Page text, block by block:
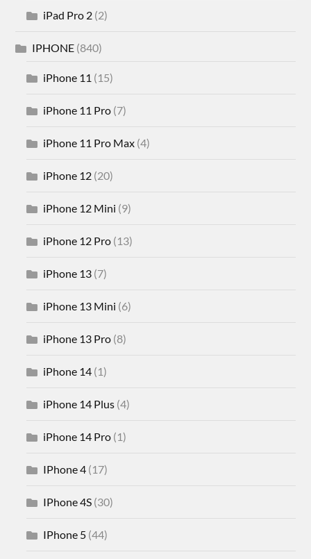
iPad Pro 2 (2)
IPHONE (840)
iPhone 11 (15)
iPhone 11 Pro (7)
iPhone 11 Pro Max (4)
iPhone 12 (20)
iPhone 12 Mini (9)
iPhone 12 Pro (13)
iPhone 13 (7)
iPhone 13 Mini (6)
iPhone 13 Pro (8)
iPhone 14 (1)
iPhone 14 Plus (4)
iPhone 14 Pro (1)
IPhone 4 (17)
IPhone 4S (30)
IPhone 5 (44)